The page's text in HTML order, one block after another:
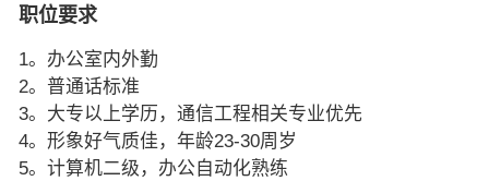
职位要求
1。办公室内外勤
2。普通话标准
3。大专以上学历，通信工程相关专业优先
4。形象好气质佳，年龄23-30周岁
5。计算机二级，办公自动化熟练